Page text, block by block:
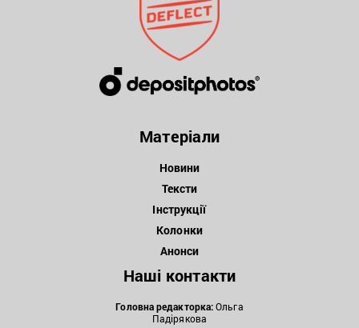
Матеріали
Новини
Тексти
Інструкції
Колонки
Анонси
Наші контакти
Головна редакторка:Ольга
Падірякова